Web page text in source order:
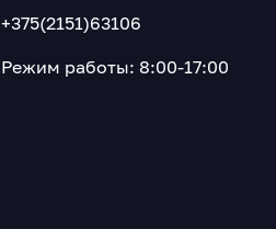
+375(2151)63106
Режим работы: 8:00-17:00